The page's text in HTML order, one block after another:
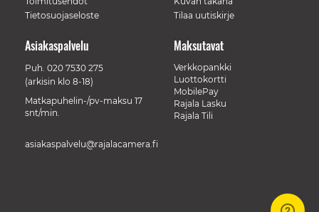
Tietosuojaseloste
Tilaa uutiskirje
Maksutavat
Verkkopankki
Luottokortti
MobilePay
Rajala Lasku
Rajala Tili
Asiakaspalvelu
Puh. 020 7530 275
(arkisin klo 8-18)
Matkapuhelin-/pv-maksu 17
snt/min.
asiakaspalvelu@rajalacamera.fi